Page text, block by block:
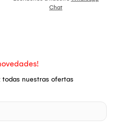
Chat
nuestras ofertas